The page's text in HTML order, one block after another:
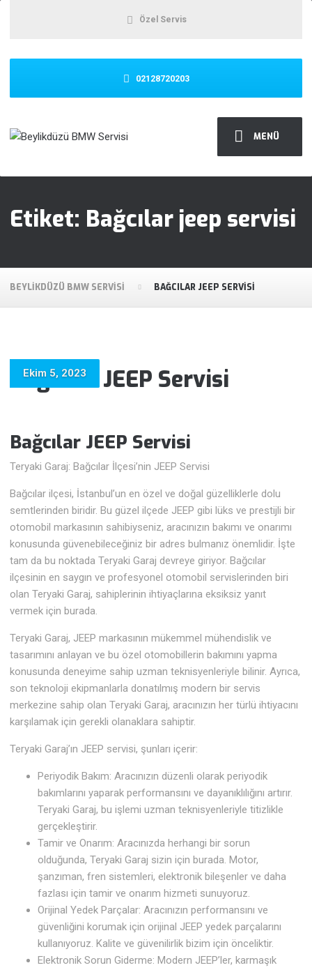
MENÜ
Özel Servis
02128720203
Etiket: Bağcılar jeep servisi
BEYLIKDÜZÜ BMW SERVISI BAĞCILAR JEEP SERVISI
Bağcılar JEEP Servisi
Ekim 5, 2023
Bağcılar JEEP Servisi
Teryaki Garaj: Bağcılar İlçesi’nin JEEP Servisi
Bağcılar ilçesi, İstanbul’un en özel ve doğal güzelliklerle dolu
semtlerinden biridir. Bu güzel ilçede JEEP gibi lüks ve prestijli bir
otomobil markasının sahibiyseniz, aracınızın bakımı ve onarımı
konusunda güvenebileceğiniz bir adres bulmanız önemlidir. İşte
tam da bu noktada Teryaki Garaj devreye giriyor. Bağcılar
ilçesinin en saygın ve profesyonel otomobil servislerinden biri
olan Teryaki Garaj, sahiplerinin ihtiyaçlarına eksiksiz yanıt
vermek için burada.
Teryaki Garaj, JEEP markasının mükemmel mühendislik ve
tasarımını anlayan ve bu özel otomobillerin bakımını yapma
konusunda deneyime sahip uzman teknisyenleriyle bilinir. Ayrıca,
son teknoloji ekipmanlarla donatılmış modern bir servis
merkezine sahip olan Teryaki Garaj, aracınızın her türlü ihtiyacını
karşılamak için gerekli olanaklara sahiptir.
Teryaki Garaj’ın JEEP servisi, şunları içerir:
Periyodik Bakım: Aracınızın düzenli olarak periyodik
bakımlarını yaparak performansını ve dayanıklılığını artırır.
Teryaki Garaj, bu işlemi uzman teknisyenleriyle titizlikle
gerçekleştirir.
Tamir ve Onarım: Aracınızda herhangi bir sorun
olduğunda, Teryaki Garaj sizin için burada. Motor,
şanzıman, fren sistemleri, elektronik bileşenler ve daha
fazlası için tamir ve onarım hizmeti sunuyoruz.
Orijinal Yedek Parçalar: Aracınızın performansını ve
güvenliğini korumak için orijinal JEEP yedek parçalarını
kullanıyoruz. Kalite ve güvenilirlik bizim için önceliktir.
Elektronik Sorun Giderme: Modern JEEP’ler, karmaşık